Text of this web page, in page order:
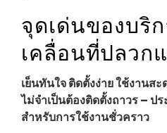
จุดเด่นของบริ
เคลื่อนที่ปลวก
เย็นทันใจ ติดตั้งง่าย ใช้งานส
ไม่จำเป็นต้องติดตั้งถาวร – ป
สำหรับการใช้งานชั่วคราว